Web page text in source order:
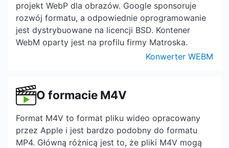
projekt WebP dla obrazów. Google sponsoruje
rozwój formatu, a odpowiednie oprogramowanie
jest dystrybuowane na licencji BSD. Kontener
WebM oparty jest na profilu firmy Matroska.
Konwerter WEBM
O formacie M4V
Format M4V to format pliku wideo opracowany
przez Apple i jest bardzo podobny do formatu
MP4. Główną różnicą jest to, że pliki M4V mogą